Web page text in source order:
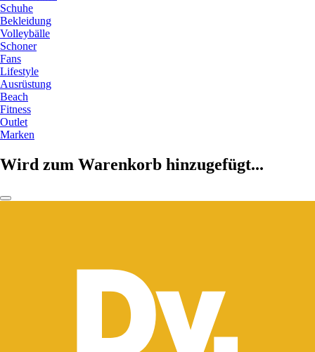
Schuhe
Bekleidung
Volleybälle
Schoner
Fans
Lifestyle
Ausrüstung
Beach
Fitness
Outlet
Marken
Wird zum Warenkorb hinzugefügt...